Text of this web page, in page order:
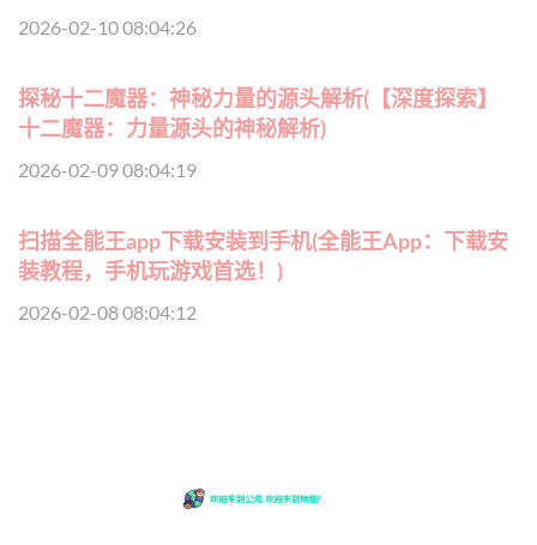
2026-02-10 08:04:26
探秘十二魔器：神秘力量的源头解析(【深度探索】
十二魔器：力量源头的神秘解析)
2026-02-09 08:04:19
扫描全能王app下载安装到手机(全能王App：下载安
装教程，手机玩游戏首选！)
2026-02-08 08:04:12